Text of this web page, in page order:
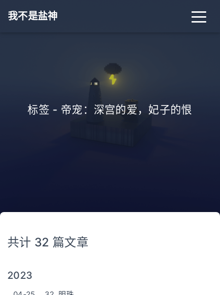
我不是盐神
标签 - 帝宠：深宫的爱，妃子的恨
共计 32 篇文章
2023